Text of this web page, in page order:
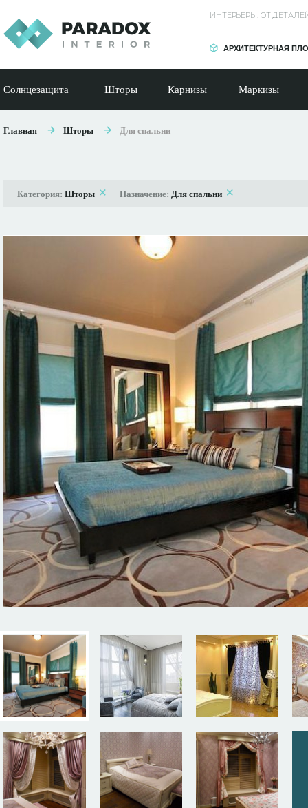
ИНТЕРЬЕРЫ: ОТ
АРХИТЕКТУРНАЯ
Солнцезащита Шторы Карнизы Маркизы
Главная Шторы Для спальни
Категория: Шторы Назначение: Для спальни